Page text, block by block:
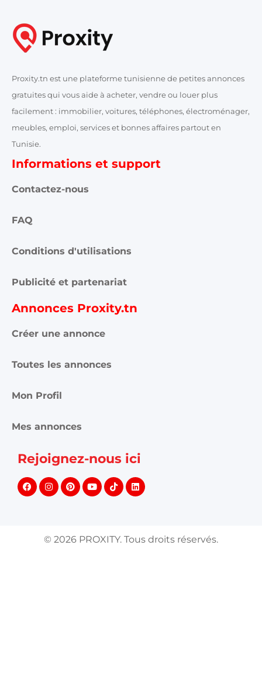
Proxity.tn est une plateforme tunisienne de petites annonces
gratuites qui vous aide à acheter, vendre ou louer plus
facilement : immobilier, voitures, téléphones, électroménager,
meubles, emploi, services et bonnes affaires partout en
Tunisie.
Informations et support
Contactez-nous
FAQ
Conditions d'utilisations
Publicité et partenariat
Annonces Proxity.tn
Créer une annonce
Toutes les annonces
Mon Profil
Mes annonces
Rejoignez-nous ici
© 2026 PROXITY. Tous droits réservés.